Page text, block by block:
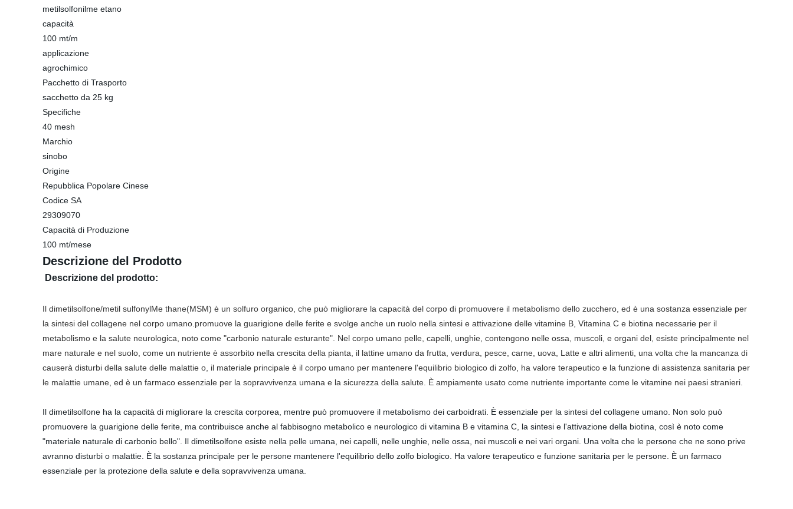
metilsolfonilme etano
capacità
100 mt/m
applicazione
agrochimico
Pacchetto di Trasporto
sacchetto da 25 kg
Specifiche
40 mesh
Marchio
sinobo
Origine
Repubblica Popolare Cinese
Codice SA
29309070
Capacità di Produzione
100 mt/mese
Descrizione del Prodotto
Descrizione del prodotto:
Il dimetilsolfone/metil sulfonylMe thane(MSM) è un solfuro organico, che può migliorare la capacità del corpo di promuovere il metabolismo dello zucchero, ed è una sostanza essenziale per
la sintesi del collagene nel corpo umano.promuove la guarigione delle ferite e svolge anche un ruolo nella sintesi e attivazione delle vitamine B, Vitamina C e biotina necessarie per il
metabolismo e la salute neurologica, noto come "carbonio naturale esturante". Nel corpo umano pelle, capelli, unghie, contengono nelle ossa, muscoli, e organi del, esiste principalmente nel
mare naturale e nel suolo, come un nutriente è assorbito nella crescita della pianta, il lattine umano da frutta, verdura, pesce, carne, uova, Latte e altri alimenti, una volta che la mancanza di
causerà disturbi della salute delle malattie o, il materiale principale è il corpo umano per mantenere l'equilibrio biologico di zolfo, ha valore terapeutico e la funzione di assistenza sanitaria per
le malattie umane, ed è un farmaco essenziale per la sopravvivenza umana e la sicurezza della salute. È ampiamente usato come nutriente importante come le vitamine nei paesi stranieri.
Il dimetilsolfone ha la capacità di migliorare la crescita corporea, mentre può promuovere il metabolismo dei carboidrati. È essenziale per la sintesi del collagene umano. Non solo può
promuovere la guarigione delle ferite, ma contribuisce anche al fabbisogno metabolico e neurologico di vitamina B e vitamina C, la sintesi e l'attivazione della biotina, così è noto come
"materiale naturale di carbonio bello". Il dimetilsolfone esiste nella pelle umana, nei capelli, nelle unghie, nelle ossa, nei muscoli e nei vari organi. Una volta che le persone che ne sono prive
avranno disturbi o malattie. È la sostanza principale per le persone mantenere l'equilibrio dello zolfo biologico. Ha valore terapeutico e funzione sanitaria per le persone. È un farmaco
essenziale per la protezione della salute e della sopravvivenza umana.